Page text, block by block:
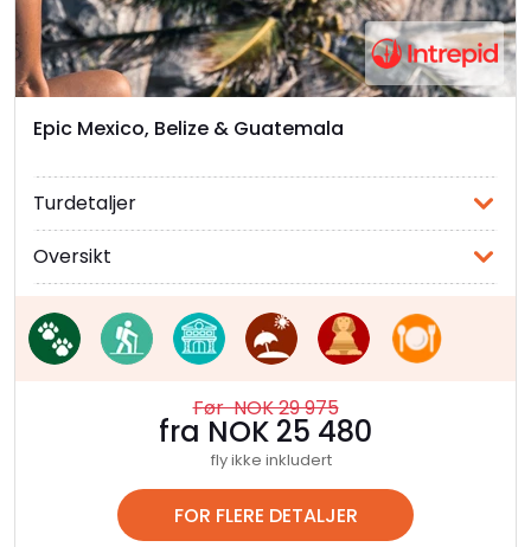
Epic Mexico, Belize & Guatemala
Turdetaljer
Oversikt
Før NOK 29 975
fra NOK 25 480
fly ikke inkludert
FOR FLERE DETALJER